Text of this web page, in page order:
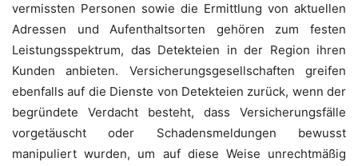
vermissten Personen sowie die Ermittlung von aktuellen
Adressen und Aufenthaltsorten gehören zum festen
Leistungsspektrum, das Detekteien in der Region ihren
Kunden anbieten. Versicherungsgesellschaften greifen
ebenfalls auf die Dienste von Detekteien zurück, wenn der
begründete Verdacht besteht, dass Versicherungsfälle
vorgetäuscht oder Schadensmeldungen bewusst
manipuliert wurden, um auf diese Weise unrechtmäßig